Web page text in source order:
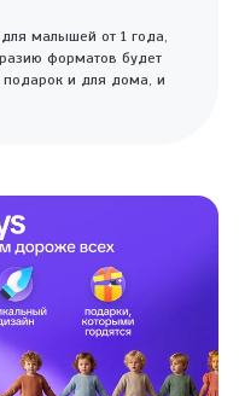
малышей от 1 года,
форматов будет
подарок и для дома, и